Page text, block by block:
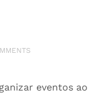
eventos ao